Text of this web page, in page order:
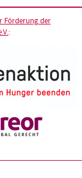
Förderung der
: